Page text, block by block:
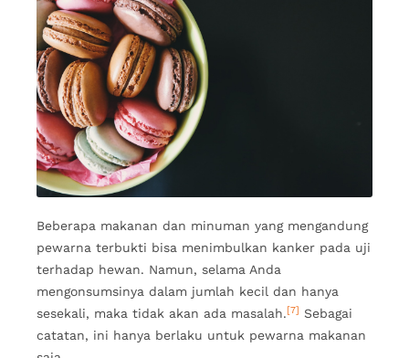
Beberapa makanan dan minuman yang mengandung
pewarna terbukti bisa menimbulkan kanker pada uji
terhadap hewan. Namun, selama Anda
mengonsumsinya dalam jumlah kecil dan hanya
sesekali, maka tidak akan ada masalah. [7] Sebagai
catatan, ini hanya berlaku untuk pewarna makanan